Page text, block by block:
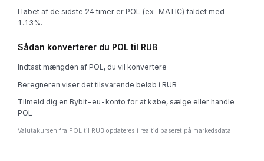
I løbet af de sidste 24 timer er POL (ex-MATIC) faldet med
1.13%.
Sådan konverterer du POL til RUB
Indtast mængden af POL, du vil konvertere
Beregneren viser det tilsvarende beløb i RUB
Tilmeld dig en Bybit-eu-konto for at købe, sælge eller handle
POL
Valutakursen fra POL til RUB opdateres i realtid baseret på markedsdata.